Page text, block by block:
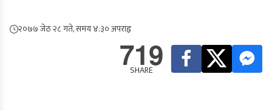
२०७७ जेठ २८ गते, समय ४:३० अपराह्न
719
SHARE